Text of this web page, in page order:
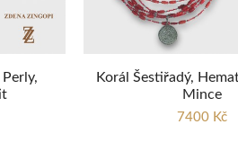
Korál Šestiřadý,
Mince
7400 Kč